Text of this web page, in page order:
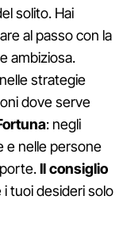
solito. Hai
al passo con la
ambiziosa.
strategie
dove serve
: negli
e nelle persone
Il consiglio
tuoi desideri solo